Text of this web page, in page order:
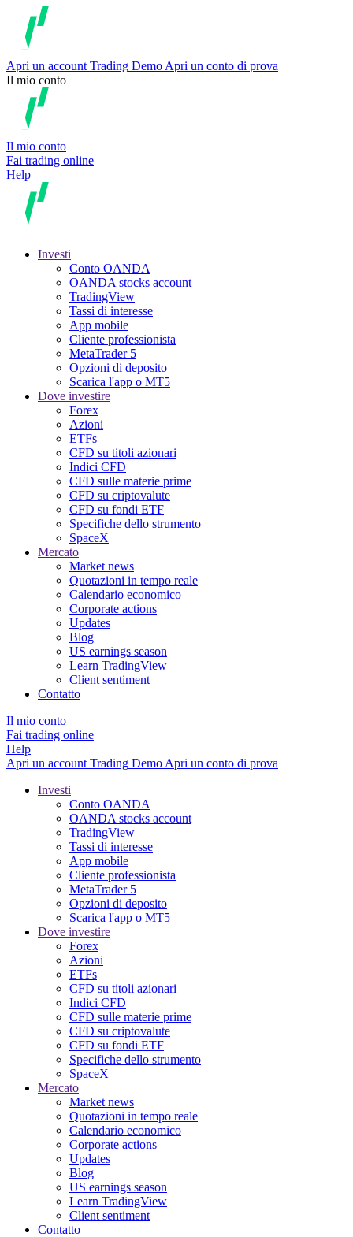
Apri un account Trading Demo Apri un conto di prova
Il mio conto
Il mio conto
Fai trading online
Help
Investi
Conto OANDA
OANDA stocks account
TradingView
Tassi di interesse
App mobile
Cliente professionista
MetaTrader 5
Opzioni di deposito
Scarica l'app o MT5
Dove investire
Forex
Azioni
ETFs
CFD su titoli azionari
Indici CFD
CFD sulle materie prime
CFD su criptovalute
CFD su fondi ETF
Specifiche dello strumento
SpaceX
Mercato
Market news
Quotazioni in tempo reale
Calendario economico
Corporate actions
Updates
Blog
US earnings season
Learn TradingView
Client sentiment
Contatto
Il mio conto
Fai trading online
Help
Apri un account Trading Demo Apri un conto di prova
Investi
Conto OANDA
OANDA stocks account
TradingView
Tassi di interesse
App mobile
Cliente professionista
MetaTrader 5
Opzioni di deposito
Scarica l'app o MT5
Dove investire
Forex
Azioni
ETFs
CFD su titoli azionari
Indici CFD
CFD sulle materie prime
CFD su criptovalute
CFD su fondi ETF
Specifiche dello strumento
SpaceX
Mercato
Market news
Quotazioni in tempo reale
Calendario economico
Corporate actions
Updates
Blog
US earnings season
Learn TradingView
Client sentiment
Contatto